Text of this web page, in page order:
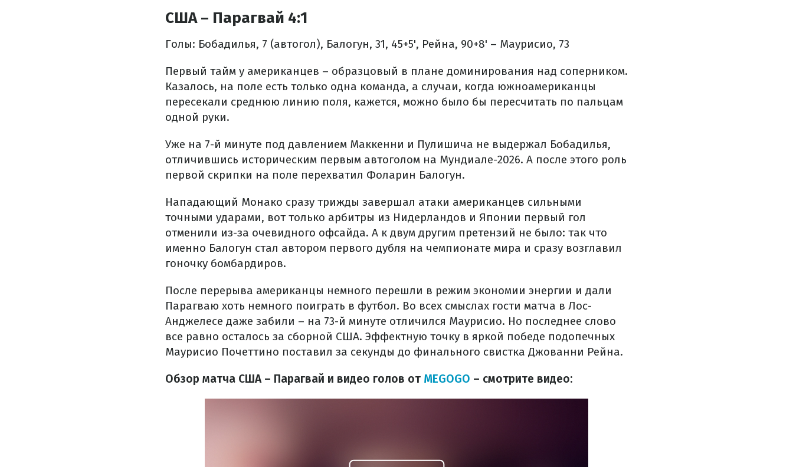
США – Парагвай 4:1
Голы: Бобадилья, 7 (автогол), Балогун, 31, 45+5', Рейна, 90+8' – Маурисио, 73
Первый тайм у американцев – образцовый в плане доминирования над соперником.
Казалось, на поле есть только одна команда, а случаи, когда южноамериканцы
пересекали среднюю линию поля, кажется, можно было бы пересчитать по пальцам
одной руки.
Уже на 7-й минуте под давлением Маккенни и Пулишича не выдержал Бобадилья,
отличившись историческим первым автоголом на Мундиале-2026. А после этого роль
первой скрипки на поле перехватил Фоларин Балогун.
Нападающий Монако сразу трижды завершал атаки американцев сильными
точными ударами, вот только арбитры из Нидерландов и Японии первый гол
отменили из-за очевидного офсайда. А к двум другим претензий не было: так что
именно Балогун стал автором первого дубля на чемпионате мира и сразу возглавил
гоночку бомбардиров.
После перерыва американцы немного перешли в режим экономии энергии и дали
Парагваю хоть немного поиграть в футбол. Во всех смыслах гости матча в Лос-
Анджелесе даже забили – на 73-й минуте отличился Маурисио. Но последнее слово
все равно осталось за сборной США. Эффектную точку в яркой победе подопечных
Маурисио Почеттино поставил за секунды до финального свистка Джованни Рейна.
Обзор матча США – Парагвай и видео голов от MEGOGO – смотрите видео: